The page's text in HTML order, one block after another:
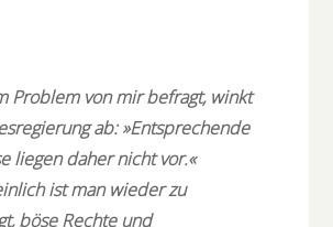
Problem von mir befragt, winkt
ab: »Entsprechende
liegen daher nicht vor.«
ist man wieder zu
böse Rechte und